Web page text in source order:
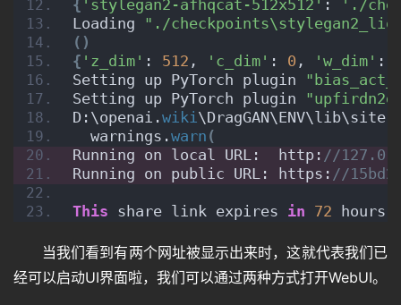
{ 'stylegan2-afhqcat-512x512' :
'./
Loading "./
()
{ 'z_dim' : 512 , 'c_dim' : 0 , 'w_dim' :
Setting up PyTorch plugin
Setting up PyTorch plugin
D:\openai.wiki \DragGAN\ENV\lib\site-
  warnings.
warn (
Running on local URL:  http: //
Running on public URL: https: //
This share link expires in 72
当我们看到有两个网址被显示出来时，这就代表我们已
经可以启动UI界面啦，我们可以通过两种方式打开WebUI。